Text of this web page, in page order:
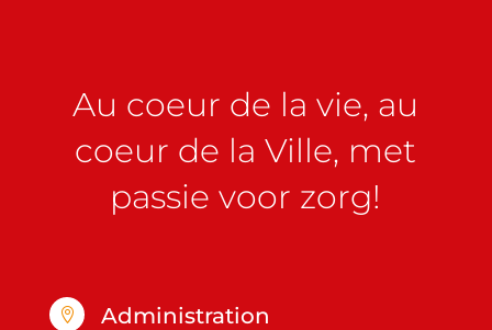
Au coeur de la vie, au
coeur de la Ville, met
passie voor zorg!
 Administration